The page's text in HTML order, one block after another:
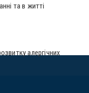
та в житті
алергічних